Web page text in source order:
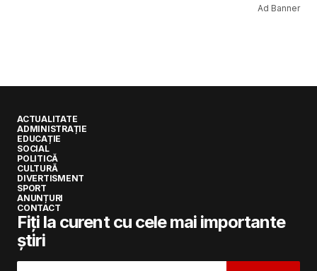
Ad Banner
ACTUALITATE
ADMINISTRAȚIE
EDUCAȚIE
SOCIAL
POLITICĂ
CULTURĂ
DIVERTISMENT
SPORT
ANUNȚURI
CONTACT
Fiți la curent cu cele mai importante
știri